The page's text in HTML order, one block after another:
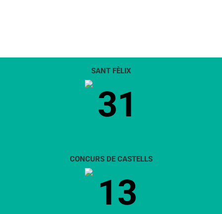
SANT FÈLIX
31
CONCURS DE CASTELLS
13